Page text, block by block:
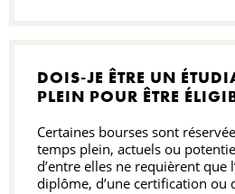
DOIS-JE ÊTRE UN
PLEIN POUR ÊTRE
Certaines bourses sont
temps plein, actuels ou
d’entre elles ne requièrent que
diplôme, d’une certification ou